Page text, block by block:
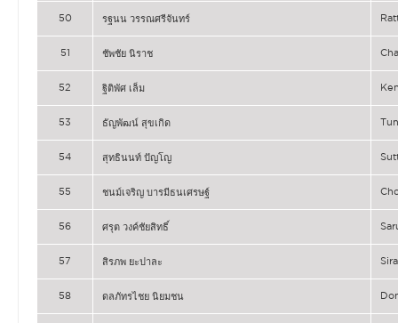
50 รฐนน วรรณศรีจันทร์
51 ชัพชัย นิราช
52 ฐิติพัศ เล็ม
53 ธัญพัฒน์ สุขเกิด
54 สุทธินนท์ ปัญโญ
55 ชนม์เจริญ บารมีธนเศรษฐ์
56 ศรุต วงค์ชัยสิทธิ์
57 สิรภพ ยะปาละ
58 ดลภัทรไชย นิยมชน